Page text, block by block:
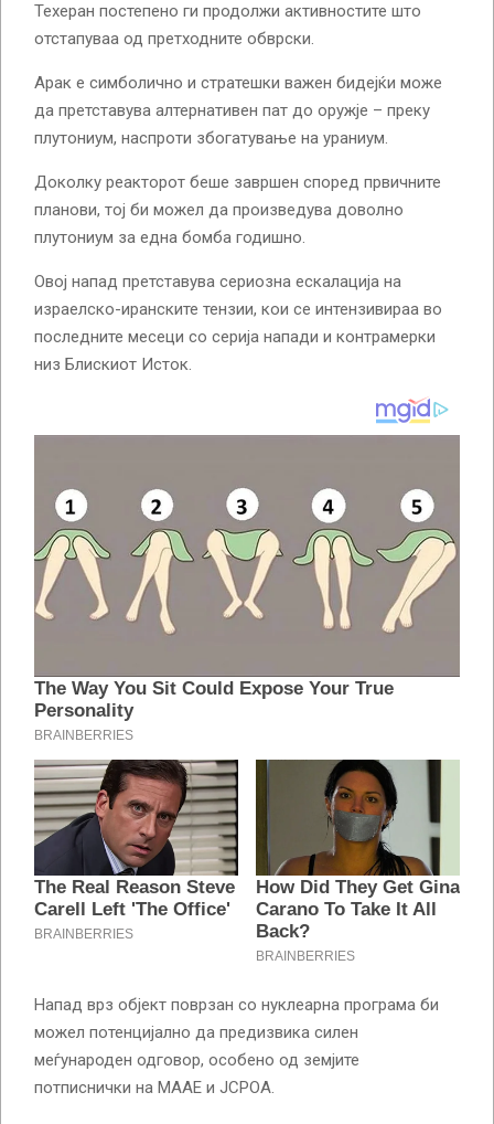
Техеран постепено ги продолжи активностите што
отстапуваа од претходните обврски.
Арак е симболично и стратешки важен бидејќи може
да претставува алтернативен пат до оружје – преку
плутониум, наспроти збогатување на ураниум.
Доколку реакторот беше завршен според првичните
планови, тој би можел да произведува доволно
плутониум за една бомба годишно.
Овој напад претставува сериозна ескалација на
израелско-иранските тензии, кои се интензивираа во
последните месеци со серија напади и контрамерки
низ Блискиот Исток.
Напад врз објект поврзан со нуклеарна програма би
можел потенцијално да предизвика силен
меѓународен одговор, особено од земјите
потписнички на МААЕ и JCPOA.